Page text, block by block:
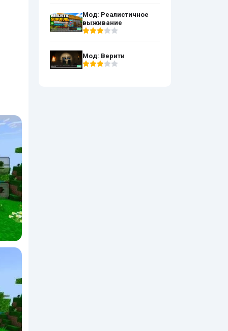
Мод: Реалистичное
выживание
Мод: Верити